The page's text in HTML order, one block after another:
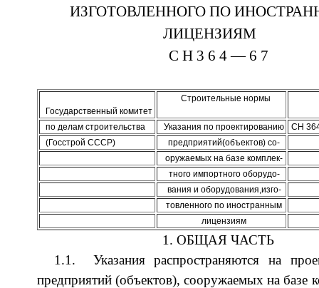
ИЗГОТОВЛЕННОГО ПО
ЛИЦЕНЗИЯМ
С Н 3 6 4 — 6 7
Го­су­дарс­твен­ный ко­ми­тет
Стро­ите­ль­ные нор­мы
по де­лам стро­ите­льс­тва Ука­за­ния по про­ек­ти­ро­ва­нию
СН
(Гос­строй СССР)
пред­при­ятий(объ­ек­тов) со-
ору­жа­емых на ба­зе ком­плек-
тно­го им­порт­но­го обо­ру­до-
ва­ния и обо­ру­до­ва­ния,из­го-
тов­лен­но­го по ино­стран­ным
ли­цен­зи­ям
1. ОБЩАЯ ЧАСТЬ
1.1. Ука­за­ния рас­про­стра­ня­ют­ся на
пред­при­ятий (объ­ек­тов), со­ору­жа­емых на ба­зе